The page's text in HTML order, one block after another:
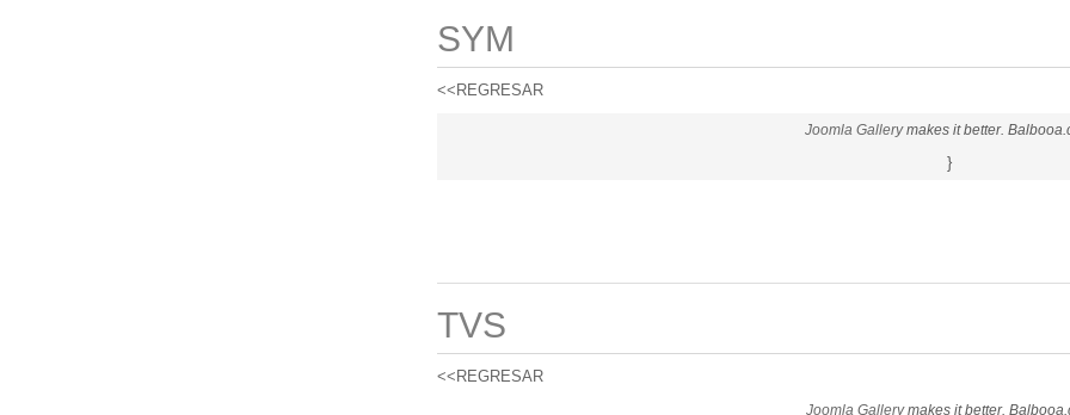
SYM
<<REGRESAR
Joomla Gallerymakes it better.
}
TVS
<<REGRESAR
Joomla Gallerymakes it better.